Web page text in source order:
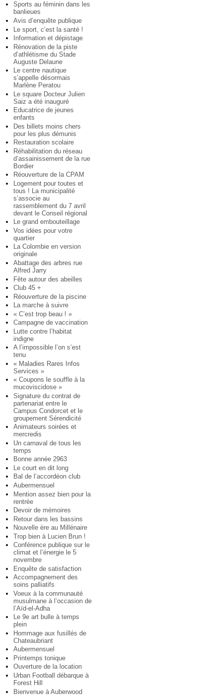
Sports au féminin dans les
banlieues
Avis d’enquête publique
Le sport, c’est la santé !
Information et dépistage
Rénovation de la piste
d’athlétisme du Stade
Auguste Delaune
Le centre nautique
s’appelle désormais
Marlène Peratou
Le square Docteur Julien
Saiz a été inauguré
Educatrice de jeunes
enfants
Des billets moins chers
pour les plus démunis
Restauration scolaire
Réhabilitation du réseau
d’assainissement de la rue
Bordier
Réouverture de la CPAM
Logement pour toutes et
tous ! La municipalité
s’associe au
rassemblement du 7 avril
devant le Conseil régional
Le grand embouteillage
Vos idées pour votre
quartier
La Colombie en version
originale
Abattage des arbres rue
Alfred Jarry
Fête autour des abeilles
Club 45 +
Réouverture de la piscine
La marche à suivre
« C’est trop beau ! »
Campagne de vaccination
Lutte contre l’habitat
indigne
A l’impossible l’on s’est
tenu
« Maladies Rares Infos
Services »
« Coupons le souffle à la
mucoviscidose »
Signature du contrat de
partenariat entre le
Campus Condorcet et le
groupement Sérendicité
Animateurs soirées et
mercredis
Un carnaval de tous les
temps
Bonne année 2963
Le court en dit long
Bal de l’accordéon club
Aubermensuel
Mention assez bien pour la
rentrée
Devoir de mémoires
Retour dans les bassins
Nouvelle ère au Millénaire
Trop bien à Lucien Brun !
Conférence publique sur le
climat et l’énergie le 5
novembre
Enquête de satisfaction
Accompagnement des
soins palliatifs
Voeux à la communauté
musulmane à l’occasion de
l’Aïd-el-Adha
Le 9e art bulle à temps
plein
Hommage aux fusillés de
Chateaubriant
Aubermensuel
Printemps tonique
Ouverture de la location
Urban Football débarque à
Forest Hill
Bienvenue à Auberwood